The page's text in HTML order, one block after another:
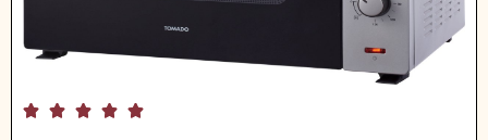
    